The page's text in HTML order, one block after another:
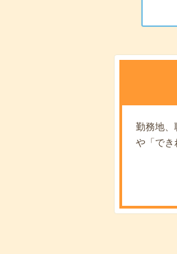
勤務地、
や「でき